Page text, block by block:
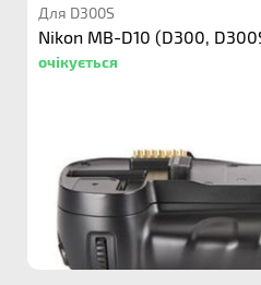
Для D300S
Nikon MB-D10 (D300,
очікується